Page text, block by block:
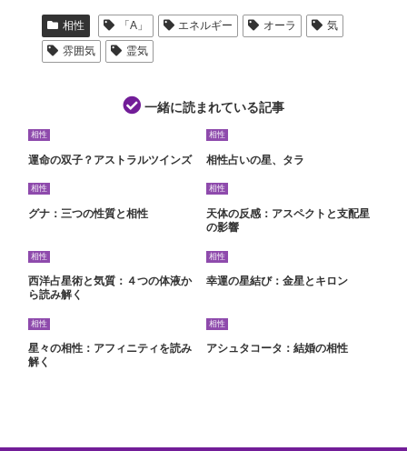
相性 「A」 エネルギー オーラ
気
雰囲気
霊気
一緒に読まれている記事
相性
運命の双子？アストラルツインズ
相性
相性占いの星、タラ
相性
グナ：三つの性質と相性
相性
天体の反感：アスペクトと支配星
の影響
相性
西洋占星術と気質：４つの体液か
ら読み解く
相性
幸運の星結び：金星とキロン
相性
星々の相性：アフィニティを読み
解く
相性
アシュタコータ：結婚の相性